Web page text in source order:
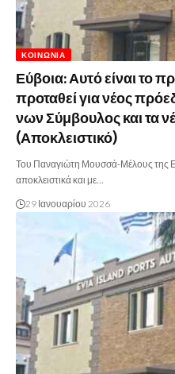
ΚΟΙΝΩΝΊΑ
Εύβοια: Αυτό είναι το
προταθεί για νέος
νων Σύμβουλος και τα
(Αποκλειστικό)
Του Παναγιώτη Μουσσά-Μέλους της
αποκλειστικά και με…
29 Ιανουαρίου 2026